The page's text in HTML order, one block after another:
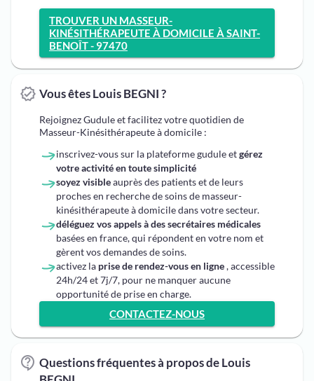
TROUVER UN MASSEUR-
KINÉSITHÉRAPEUTE À DOMICILE À SAINT-
BENOÎT - 97470
Vous êtes Louis BEGNI ?
Rejoignez Gudule et facilitez votre quotidien de
Masseur-Kinésithérapeute à domicile :
inscrivez-vous sur la plateforme gudule etgérez
votre activité en toute simplicité
soyez visibleauprès des patients et de leurs
proches en recherche de soins de masseur-
kinésithérapeute à domicile dans votre secteur.
déléguez vos appels à des secrétaires médicales
basées en france, qui répondent en votre nom et
gèrent vos demandes de soins.
activez la prise de rendez-vous en ligne, accessible
24h/24 et 7j/7, pour ne manquer aucune
opportunité de prise en charge.
CONTACTEZ-NOUS
Questions fréquentes à propos de Louis